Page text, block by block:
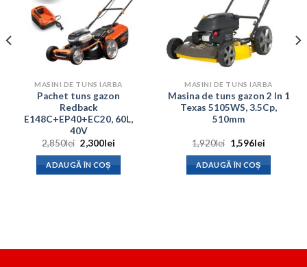
MASINI DE TUNS IARBA
Pachet tuns gazon
Redback
E148C+EP40+EC20, 60L,
40V
2,850lei Prețul
inițial
a
fost:
2,850lei.
2,300leiPrețul
ADAUGĂ ÎN COȘ
MASINI DE TUNS IARBA
Masina de tuns gazon 2 In 1
Texas 5105WS, 3.5Cp,
510mm
1,920lei Prețul
inițial
a
fost:
1,920lei.
1,596leiPrețul
ADAUGĂ ÎN COȘ